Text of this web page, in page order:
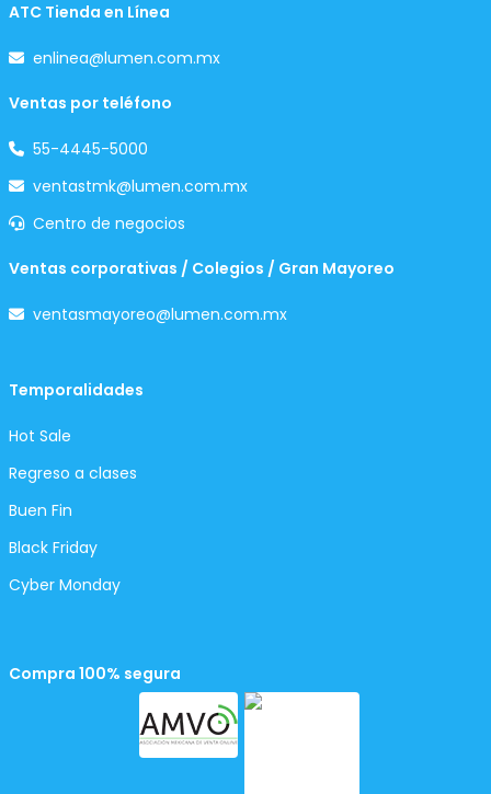
ATC Tienda en Línea
enlinea@lumen.com.mx
Ventas por teléfono
55-4445-5000
ventastmk@lumen.com.mx
Centro de negocios
Ventas corporativas / Colegios / Gran Mayoreo
ventasmayoreo@lumen.com.mx
Temporalidades
Hot Sale
Regreso a clases
Buen Fin
Black Friday
Cyber Monday
Compra 100% segura